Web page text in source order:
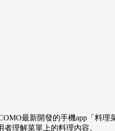
最新開發的手機app「料理
理解菜單上的料理內容。